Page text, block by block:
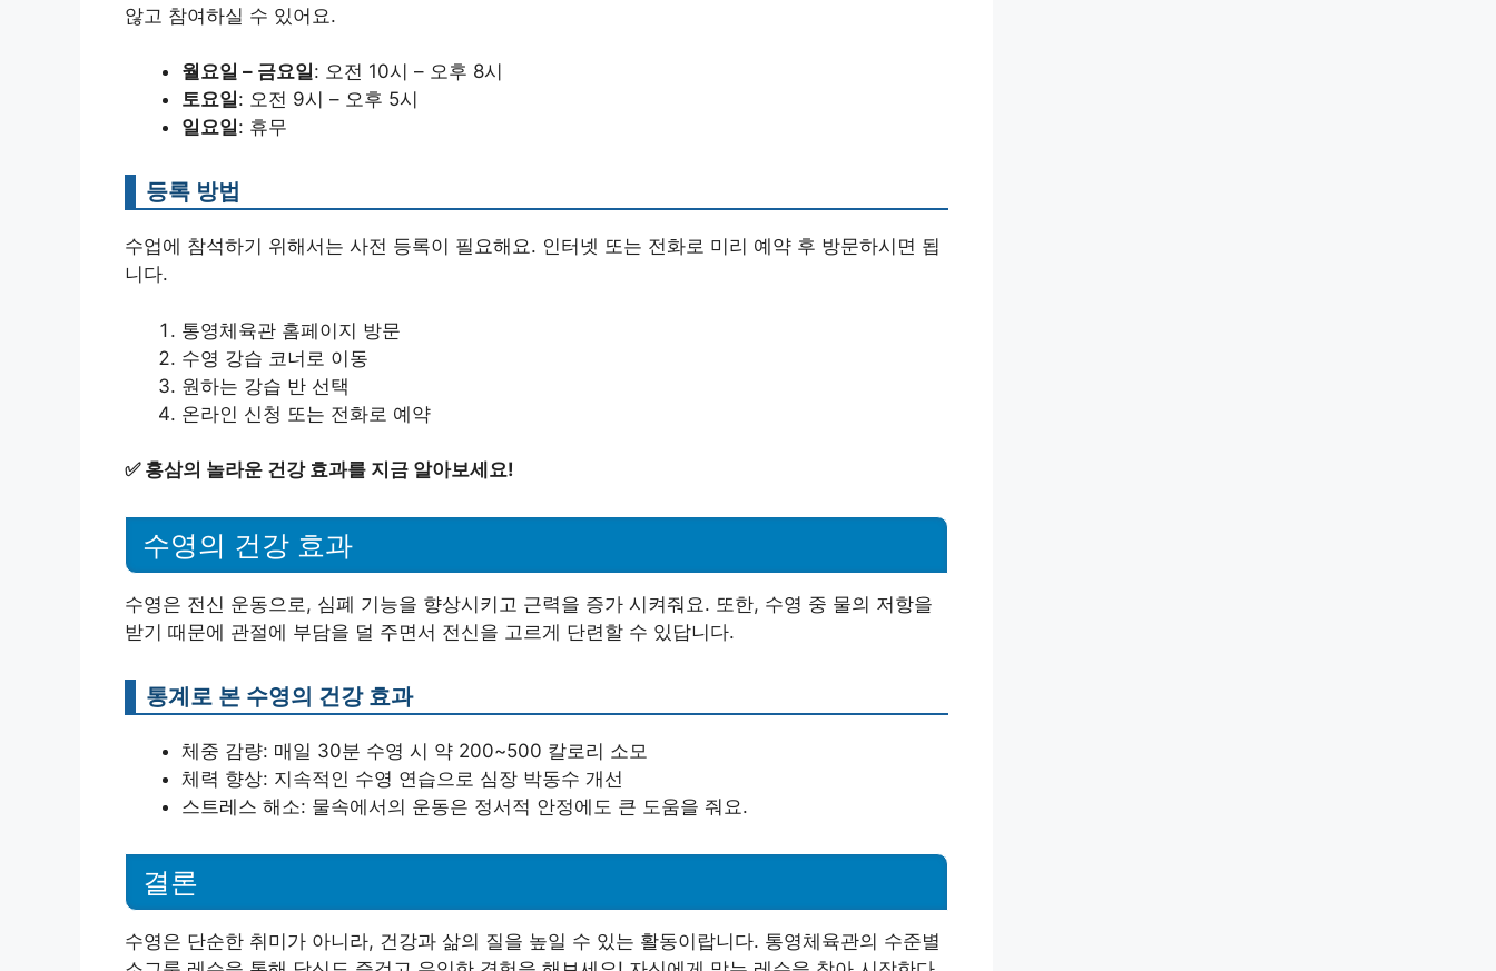
않고 참여하실 수 있어요.
월요일 – 금요일: 오전 10시 – 오후 8시
토요일: 오전 9시 – 오후 5시
일요일: 휴무
등록 방법
수업에 참석하기 위해서는 사전 등록이 필요해요. 인터넷 또는 전화로 미리 예약 후 방문하시면 됩
니다.
통영체육관 홈페이지 방문
수영 강습 코너로 이동
원하는 강습 반 선택
온라인 신청 또는 전화로 예약
✅ 홍삼의 놀라운 건강 효과를 지금 알아보세요!
수영의 건강 효과
수영은 전신 운동으로, 심폐 기능을 향상시키고 근력을 증가 시켜줘요. 또한, 수영 중 물의 저항을
받기 때문에 관절에 부담을 덜 주면서 전신을 고르게 단련할 수 있답니다.
통계로 본 수영의 건강 효과
체중 감량: 매일 30분 수영 시 약 200~500 칼로리 소모
체력 향상: 지속적인 수영 연습으로 심장 박동수 개선
스트레스 해소: 물속에서의 운동은 정서적 안정에도 큰 도움을 줘요.
결론
수영은 단순한 취미가 아니라, 건강과 삶의 질을 높일 수 있는 활동이랍니다. 통영체육관의 수준별